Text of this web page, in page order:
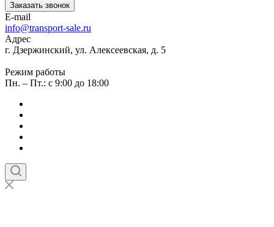
Заказать звонок
E-mail
info@transport-sale.ru
Адрес
г. Дзержинский, ул. Алексеевская, д. 5
Режим работы
Пн. – Пт.: с 9:00 до 18:00